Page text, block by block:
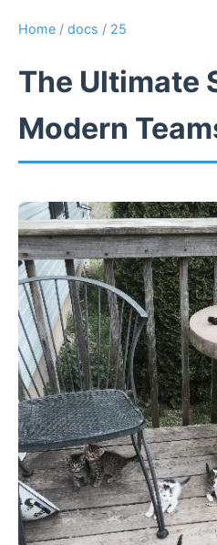
Home / docs / 25
The Ultimate
Modern